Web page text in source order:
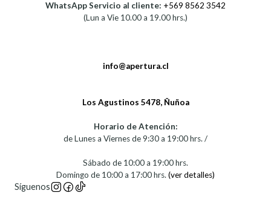
WhatsApp Servicio al cliente: +569 8562 3542
(Lun a Vie 10.00 a 19.00 hrs.)
info@apertura.cl
Los Agustinos 5478, Ñuñoa
Horario de Atención:
de Lunes a Viernes de 9:30 a 19:00 hrs. /
Sábado de 10:00 a 19:00 hrs.
Domingo de 10:00 a 17:00 hrs.(ver detalles)
Síguenos